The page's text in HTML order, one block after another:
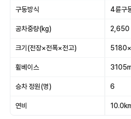
구동방식 4륜구
공차중량(kg) 2,650
크기(전장×전폭×전고)
휠베이스
승차 정원(명) 6
연비